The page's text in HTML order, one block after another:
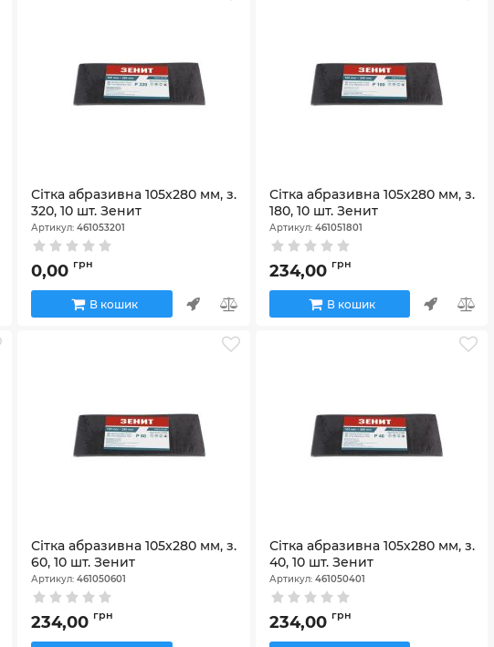
Сітка абразивна 105х280 мм, з.
320, 10 шт. Зенит
Артикул:461053201
0,00 грн
В кошик
Сітка абразивна 105х280 мм, з.
180, 10 шт. Зенит
Артикул: 461051801
234,00 грн
В кошик
Сітка абразивна 105х280 мм, з.
60, 10 шт. Зенит
Артикул:461050601
234,00 грн
Сітка абразивна 105х280 мм, з.
40, 10 шт. Зенит
Артикул: 461050401
234,00 грн